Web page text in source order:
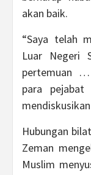
akan baik.
“Saya telah
Luar Negeri
pertemuan …
para
Hubungan
Zeman
Muslim